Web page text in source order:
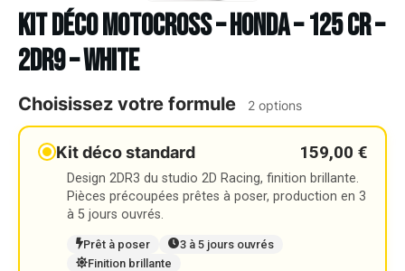
Kit déco Motocross – HONDA – 125 CR –
2DR9 – WHITE
Choisissez votre formule 2 options
Kit déco standard 159,00 €
Design 2DR3 du studio 2D Racing, finition brillante.
Pièces précoupées prêtes à poser, production en 3
à 5 jours ouvrés.
Prêt à poser
3 à 5 jours ouvrés
Finition brillante